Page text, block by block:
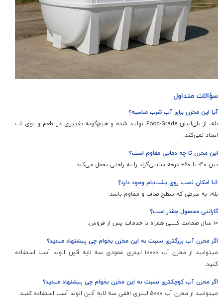
سؤالات متداول
آیا این مخزن برای آب شرب مناسبه؟
بله، از پلی‌اتیلن Food-Grade تولید شده و هیچ‌گونه تغییری در طعم و بوی آب
ایجاد نمی‌کند.
این مخزن تا چه دمایی مقاوم است؟
بین ۴۰- تا ۶۰+ درجه سانتی‌گراد را به راحتی تحمل می‌کند.
آیا امکان نصب روی پشت‌بام وجود دارد؟
بله، به شرطی که سطح صاف و مقاوم باشد.
گارانتی محصول چقدر است؟
۱۰ سال ضمانت کتبی همراه با خدمات پس از فروش.
اگر مخزن آب بزرگتری نسبت به این مخزن بخوام چی پیشنهاد میدید؟
میتوانید از مخزن آب ۱۰۰۰۰ لیتری عمودی سه لایه آذین الوند آسیا استفاده
کنید.
اگر مخزن آب کوچکتری نسبت به این مخزن بخوام چی پیشنهاد میدید؟
میتوانید از مخزن آب ۵۰۰۰ لیتری افقی سه لایه آذین الوند آسیا استفاده کنید.